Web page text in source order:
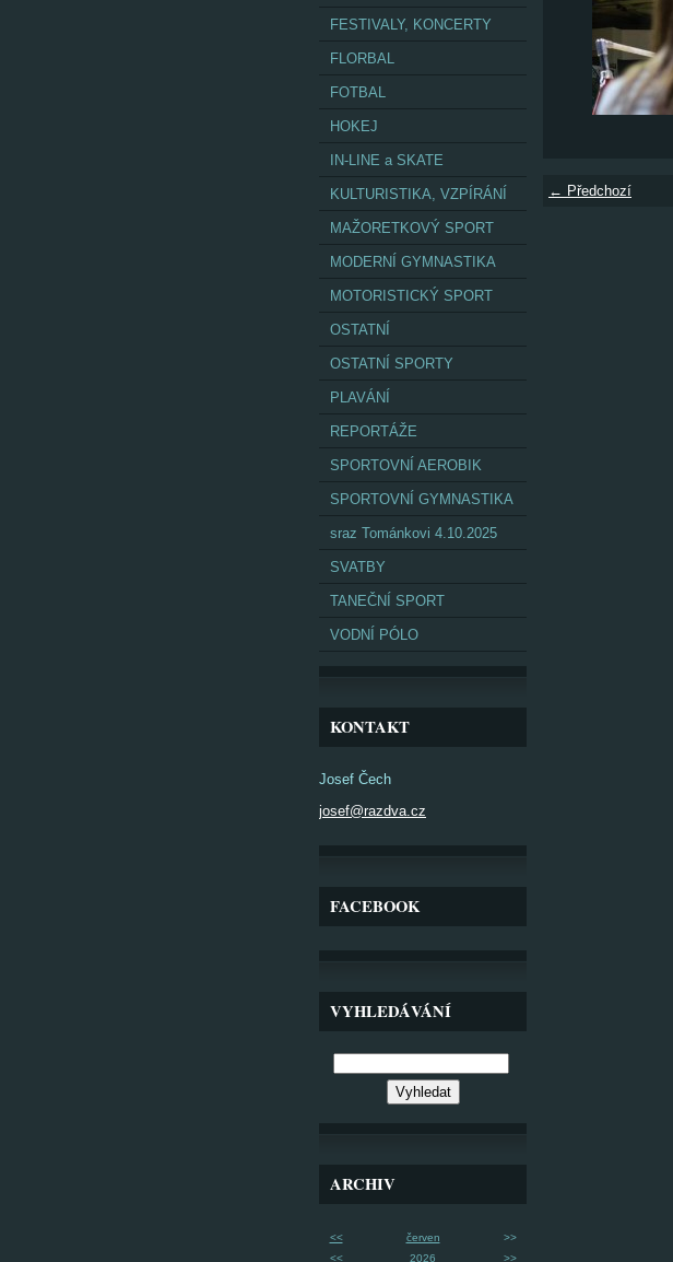
FESTIVALY, KONCERTY
FLORBAL
FOTBAL
HOKEJ
IN-LINE a SKATE
KULTURISTIKA, VZPÍRÁNÍ
MAŽORETKOVÝ SPORT
MODERNÍ GYMNASTIKA
MOTORISTICKÝ SPORT
OSTATNÍ
OSTATNÍ SPORTY
PLAVÁNÍ
REPORTÁŽE
SPORTOVNÍ AEROBIK
SPORTOVNÍ GYMNASTIKA
sraz Tománkovi 4.10.2025
SVATBY
TANEČNÍ SPORT
VODNÍ PÓLO
KONTAKT
Josef Čech
josef@razdva.cz
FACEBOOK
VYHLEDÁVÁNÍ
ARCHIV
<< červen
>>
<<
2026 >>
← Předchozí